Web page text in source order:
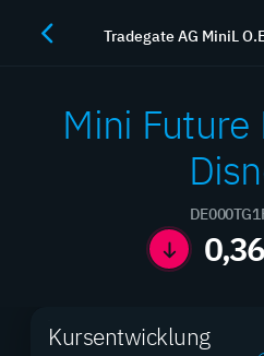
Maximieren Sie Ihre
Tradegate AG MiniL
Mini Future
0,36
Kursentwicklung